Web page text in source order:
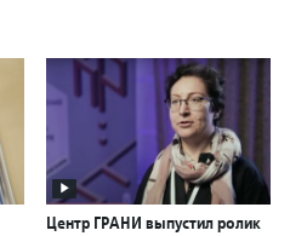
Центр ГРАНИ выпустил ролик